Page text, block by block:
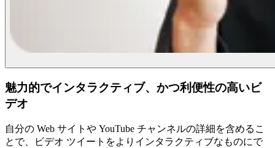
魅力的でインタラクティブ、かつ利便性の高いビ
デオ
自分の Web サイトや YouTube チャンネルの詳細を含めるこ
とで、ビデオ ツイートをよりインタラクティブなものにで